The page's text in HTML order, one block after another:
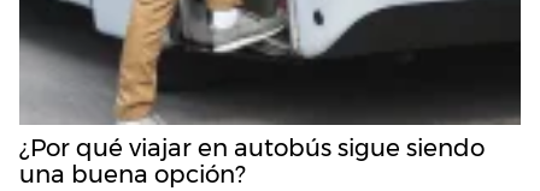
¿Por qué viajar en autobús sigue siendo
una buena opción?